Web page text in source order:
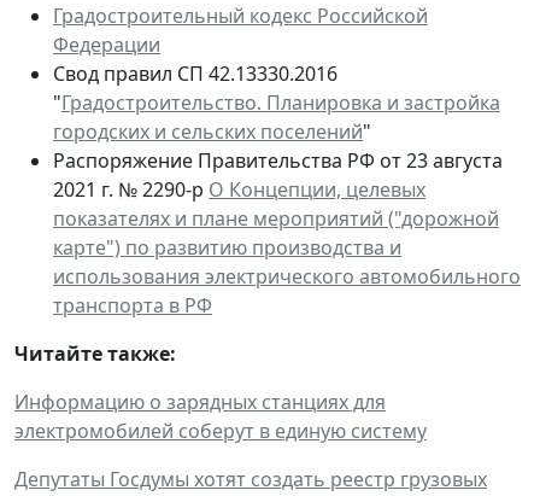
Градостроительный кодекс Российской
Федерации
Свод правил СП 42.13330.2016
"Градостроительство. Планировка и застройка
городских и сельских поселений"
Распоряжение Правительства РФ от 23 августа
2021 г. № 2290-р О Концепции, целевых
показателях и плане мероприятий ("дорожной
карте") по развитию производства и
использования электрического автомобильного
транспорта в РФ
Читайте также:
Информацию о зарядных станциях для
электромобилей соберут в единую систему
Депутаты Госдумы хотят создать реестр грузовых